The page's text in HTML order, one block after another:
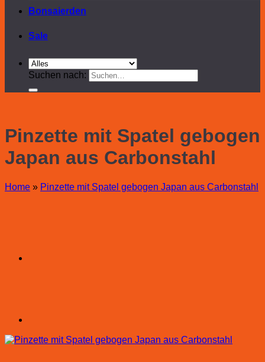
Bonsaierden
Sale
Suchen nach:
Pinzette mit Spatel gebogen
Japan aus Carbonstahl
Home » Pinzette mit Spatel gebogen Japan aus Carbonstahl